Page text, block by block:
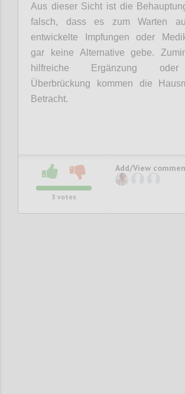
Aus dieser Sicht ist die
falsch, dass es zum Warten
entwickelte Impfungen oder
gar keine Alternative gebe.
hilfreiche Ergänzung
Überbrückung kommen die
Betracht.
3 votes
Add/View